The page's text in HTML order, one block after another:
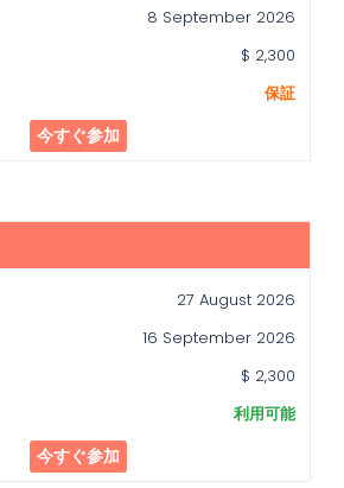
8 September 2026
$ 2,300
保証
今すぐ参加
27 August 2026
16 September 2026
$ 2,300
利用可能
今すぐ参加